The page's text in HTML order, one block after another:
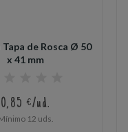
de Rosca Ø 50
x 41 mm
0,85 €/ud.
12 uds.